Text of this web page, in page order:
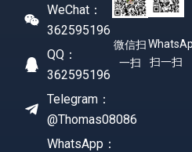
WeChat：
362595196
QQ：
362595196
Telegram：
@Thomas08086
WhatsApp：
微信扫
一扫
扫一扫